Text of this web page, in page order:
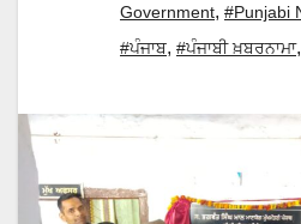
Government, #Punjabi
#ਪੰਜਾਬ, #ਪੰਜਾਬੀ ਖ਼ਬਰਨਾਮਾ,